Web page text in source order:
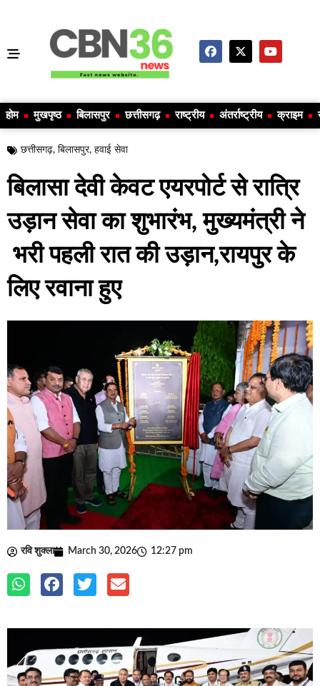
होम मुखपृष्ठ बिलासपुर छत्तीसगढ़ राष्ट्रीय अंतर्राष्ट्रीय क्राइम
छत्तीसगढ़, बिलासपुर, हवाई सेवा
बिलासा देवी केवट एयरपोर्ट से रात्रि
उड़ान सेवा का शुभारंभ, मुख्यमंत्री ने
भरी पहली रात की उड़ान,रायपुर के
लिए रवाना हुए
रवि शुक्ला March 30, 2026 12:27 pm